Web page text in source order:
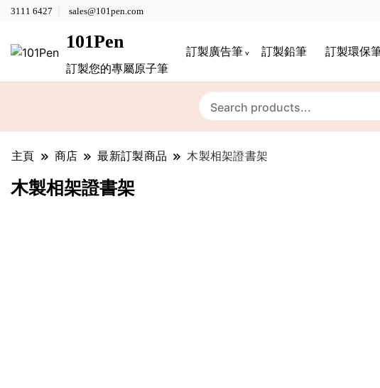
3111 6427 sales@101pen.com
101Pen
訂製您的專屬原子筆
訂製廣告筆 訂製鉛筆 訂製環保
主頁 商店 最新訂製商品 木製相架證書架
木製相架證書架